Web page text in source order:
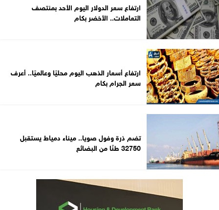
ارتفاع سعر الدولار اليوم الأحد بمنتصف
التعاملات.. الأخضر بكام
ارتفاع أسعار الذهب اليوم محليًا وعالميًا.. أعرف
سعر الجرام بكام
تضم ذرة وفول صويا.. ميناء دمياط يستقبل
32750 طنًا من البضائع